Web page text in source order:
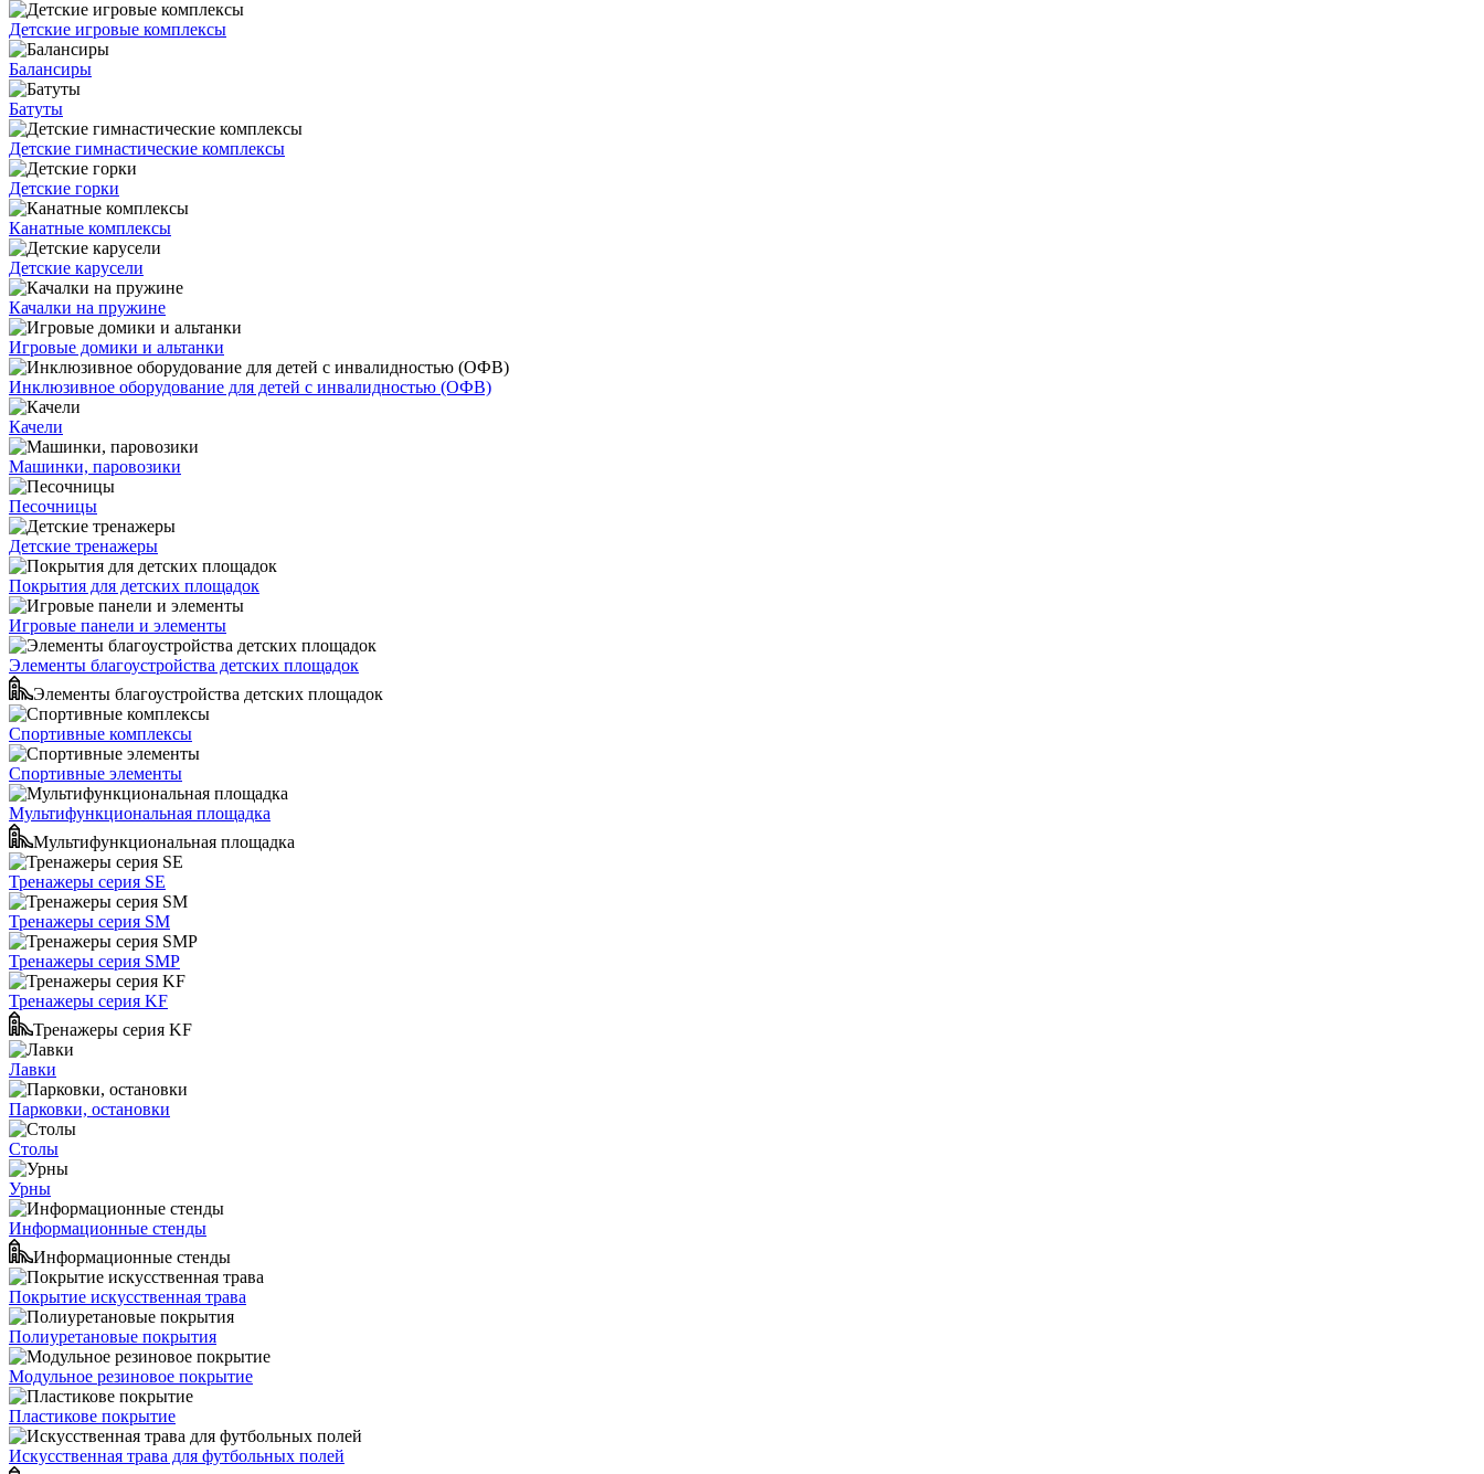
Детские игровые комплексы
Балансиры
Батуты
Детские гимнастические комплексы
Детские горки
Канатные комплексы
Детские карусели
Качалки на пружине
Игровые домики и альтанки
Инклюзивное оборудование для детей с инвалидностью (ОФВ)
Качели
Машинки, паровозики
Песочницы
Детские тренажеры
Покрытия для детских площадок
Игровые панели и элементы
Элементы благоустройства детских площадок
Элементы благоустройства детских площадок
Спортивные комплексы
Спортивные элементы
Мультифункциональная площадка
Мультифункциональная площадка
Тренажеры серия SE
Тренажеры серия SM
Тренажеры серия SMP
Тренажеры серия KF
Тренажеры серия KF
Лавки
Парковки, остановки
Столы
Урны
Информационные стенды
Информационные стенды
Покрытие искусственная трава
Полиуретановые покрытия
Модульное резиновое покрытие
Пластикове покрытие
Искусственная трава для футбольных полей